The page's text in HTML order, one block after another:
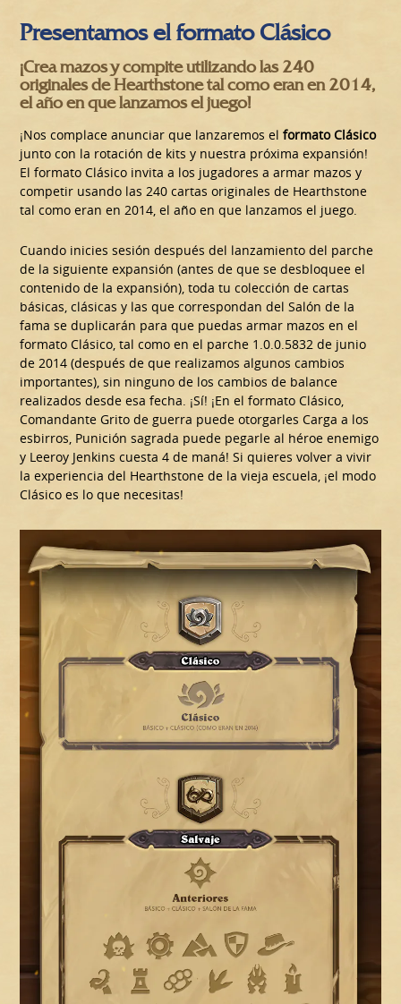
Presentamos el formato Clásico
¡Crea mazos y compite utilizando las 240
originales de Hearthstone tal como eran en 2014,
el año en que lanzamos el juego!
¡Nos complace anunciar que lanzaremos elformato Clásico
junto con la rotación de kits y nuestra próxima expansión!
El formato Clásico invita a los jugadores a armar mazos y
competir usando las 240 cartas originales de Hearthstone
tal como eran en 2014, el año en que lanzamos el juego.
Cuando inicies sesión después del lanzamiento del parche
de la siguiente expansión (antes de que se desbloquee el
contenido de la expansión), toda tu colección de cartas
básicas, clásicas y las que correspondan del Salón de la
fama se duplicarán para que puedas armar mazos en el
formato Clásico, tal como en el parche 1.0.0.5832 de junio
de 2014 (después de que realizamos algunos cambios
importantes), sin ninguno de los cambios de balance
realizados desde esa fecha. ¡Sí! ¡En el formato Clásico,
Comandante Grito de guerra puede otorgarles Carga a los
esbirros, Punición sagrada puede pegarle al héroe enemigo
y Leeroy Jenkins cuesta 4 de maná! Si quieres volver a vivir
la experiencia del Hearthstone de la vieja escuela, ¡el modo
Clásico es lo que necesitas!